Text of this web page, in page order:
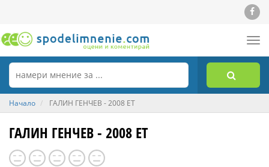
Начало ГАЛИН ГЕНЧЕВ - 2008 ЕТ
ГАЛИН ГЕНЧЕВ - 2008 ЕТ